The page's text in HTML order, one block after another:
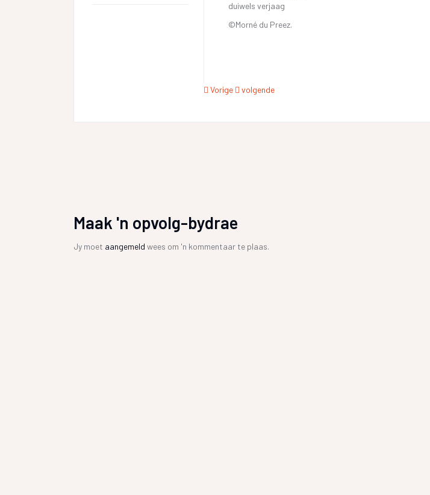
duiwels verjaag
©Morné du Preez.
Vorige volgende
Maak 'n opvolg-bydrae
Jy moet aangemeld wees om 'n kommentaar te plaas.